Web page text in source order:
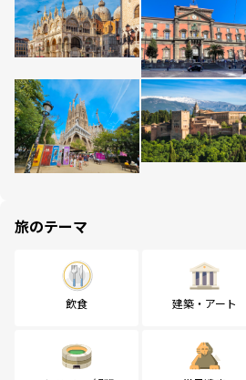
旅のテーマ
飲食 建築・アート